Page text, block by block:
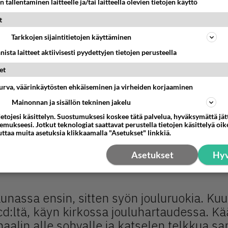
ystävien kanssa – en yksin yhtäkään
töissä. Osalle pakkopullaa, osalle taas
vinkkejä jouluna töissä selviämiseen.
myös yksin kaikessa rauhassa. Moni kertoo
elokuvien ja musiikin parissa – jouluruokiakin voi
ensin, sitten syön jouluruokia.
käyn kirkossa jouluhartaudessa.
tallentaminen laitteelle ja/tai laitteella olevien tietojen käyttö
Tarkkojen sijaintitietojen käyttäminen
laitteet aktiivisesti pyydettyjen tietojen perusteella
väärinkäytösten ehkäiseminen ja virheiden korjaaminen
Mainonnan ja sisällön tekninen jakelu
käsittelyn. Suostumuksesi koskee tätä palvelua, hyväksymättä
Jotkut teknologiat saattavat perustella tietojen käsittelyä
muita asetuksia klikkaamalla "Asetukset" linkkiä.
Asetukset